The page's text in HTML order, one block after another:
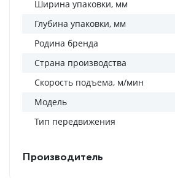
Ширина упаковки, мм
Глубина упаковки, мм
Родина бренда
Страна производства
Скорость подъема, м/мин
Модель
Тип передвижения
Производитель